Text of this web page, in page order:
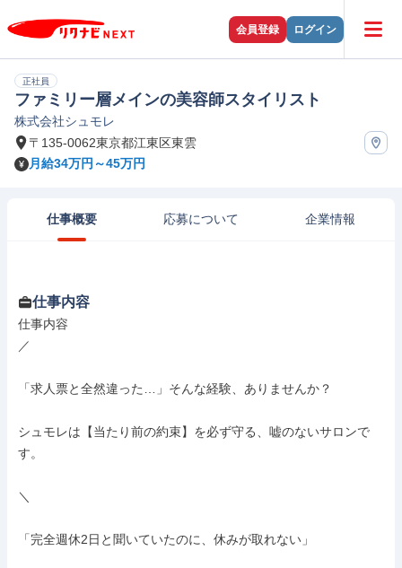
会員登録 ログイン
正社員
ファミリー層メインの美容師スタイリスト
株式会社シュモレ
〒135-0062東京都江東区東雲
月給34万円～45万円
仕事概要 応募について 企業情報
仕事内容
仕事内容
／
「求人票と全然違った…」そんな経験、ありませんか？
シュモレは【当たり前の約束】を必ず守る、嘘のないサロンで
す。
＼
「完全週休2日と聞いていたのに、休みが取れない」